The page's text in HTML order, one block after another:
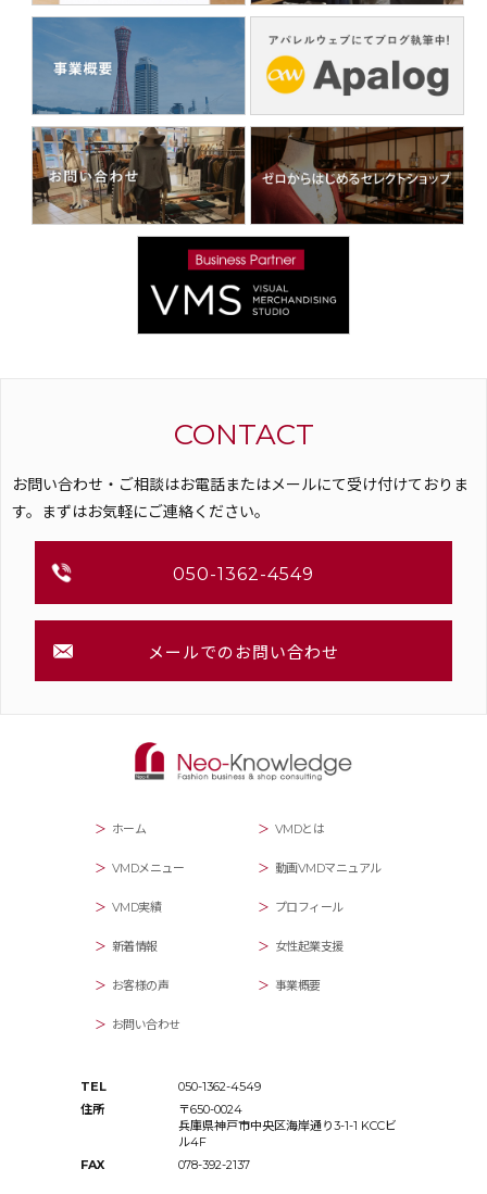
CONTACT
お問い合わせ・ご相談はお電話またはメールにて受け付けておりま
す。まずはお気軽にご連絡ください。
050-1362-4549
メールでのお問い合わせ
ホーム VMDとは
VMDメニュー 動画VMDマニュアル
VMD実績 プロフィール
新着情報 女性起業支援
お客様の声 事業概要
お問い合わせ
TEL
050-1362-4549
住所
〒650-0024
兵庫県神戸市中央区海岸通り3-1-1 KCCビ
ル4F
FAX
078-392-2137